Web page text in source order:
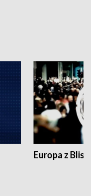
Europa z